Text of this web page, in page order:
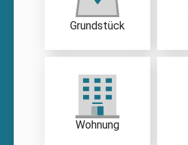
Grundstück
Wohnung